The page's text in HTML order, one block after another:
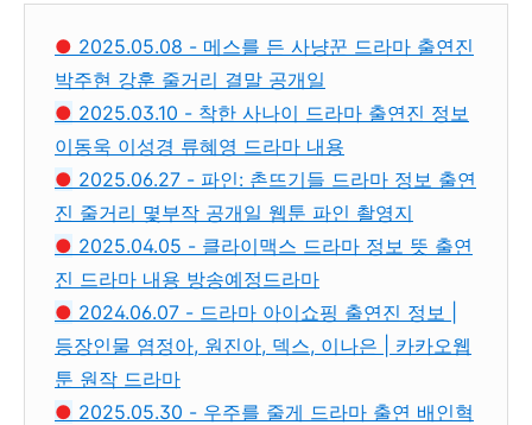
● 2025.05.08 - 메스를 든 사냥꾼 드라마 출연진
박주현 강훈 줄거리 결말 공개일
● 2025.03.10 - 착한 사나이 드라마 출연진 정보
이동욱 이성경 류혜영 드라마 내용
● 2025.06.27 - 파인: 촌뜨기들 드라마 정보 출연
진 줄거리 몇부작 공개일 웹툰 파인 촬영지
● 2025.04.05 - 클라이맥스 드라마 정보 뜻 출연
진 드라마 내용 방송예정드라마
● 2024.06.07 - 드라마 아이쇼핑 출연진 정보 |
등장인물 염정아, 원진아, 덱스, 이나은 | 카카오웹
툰 원작 드라마
● 2025.05.30 - 우주를 줄게 드라마 출연 배인혁